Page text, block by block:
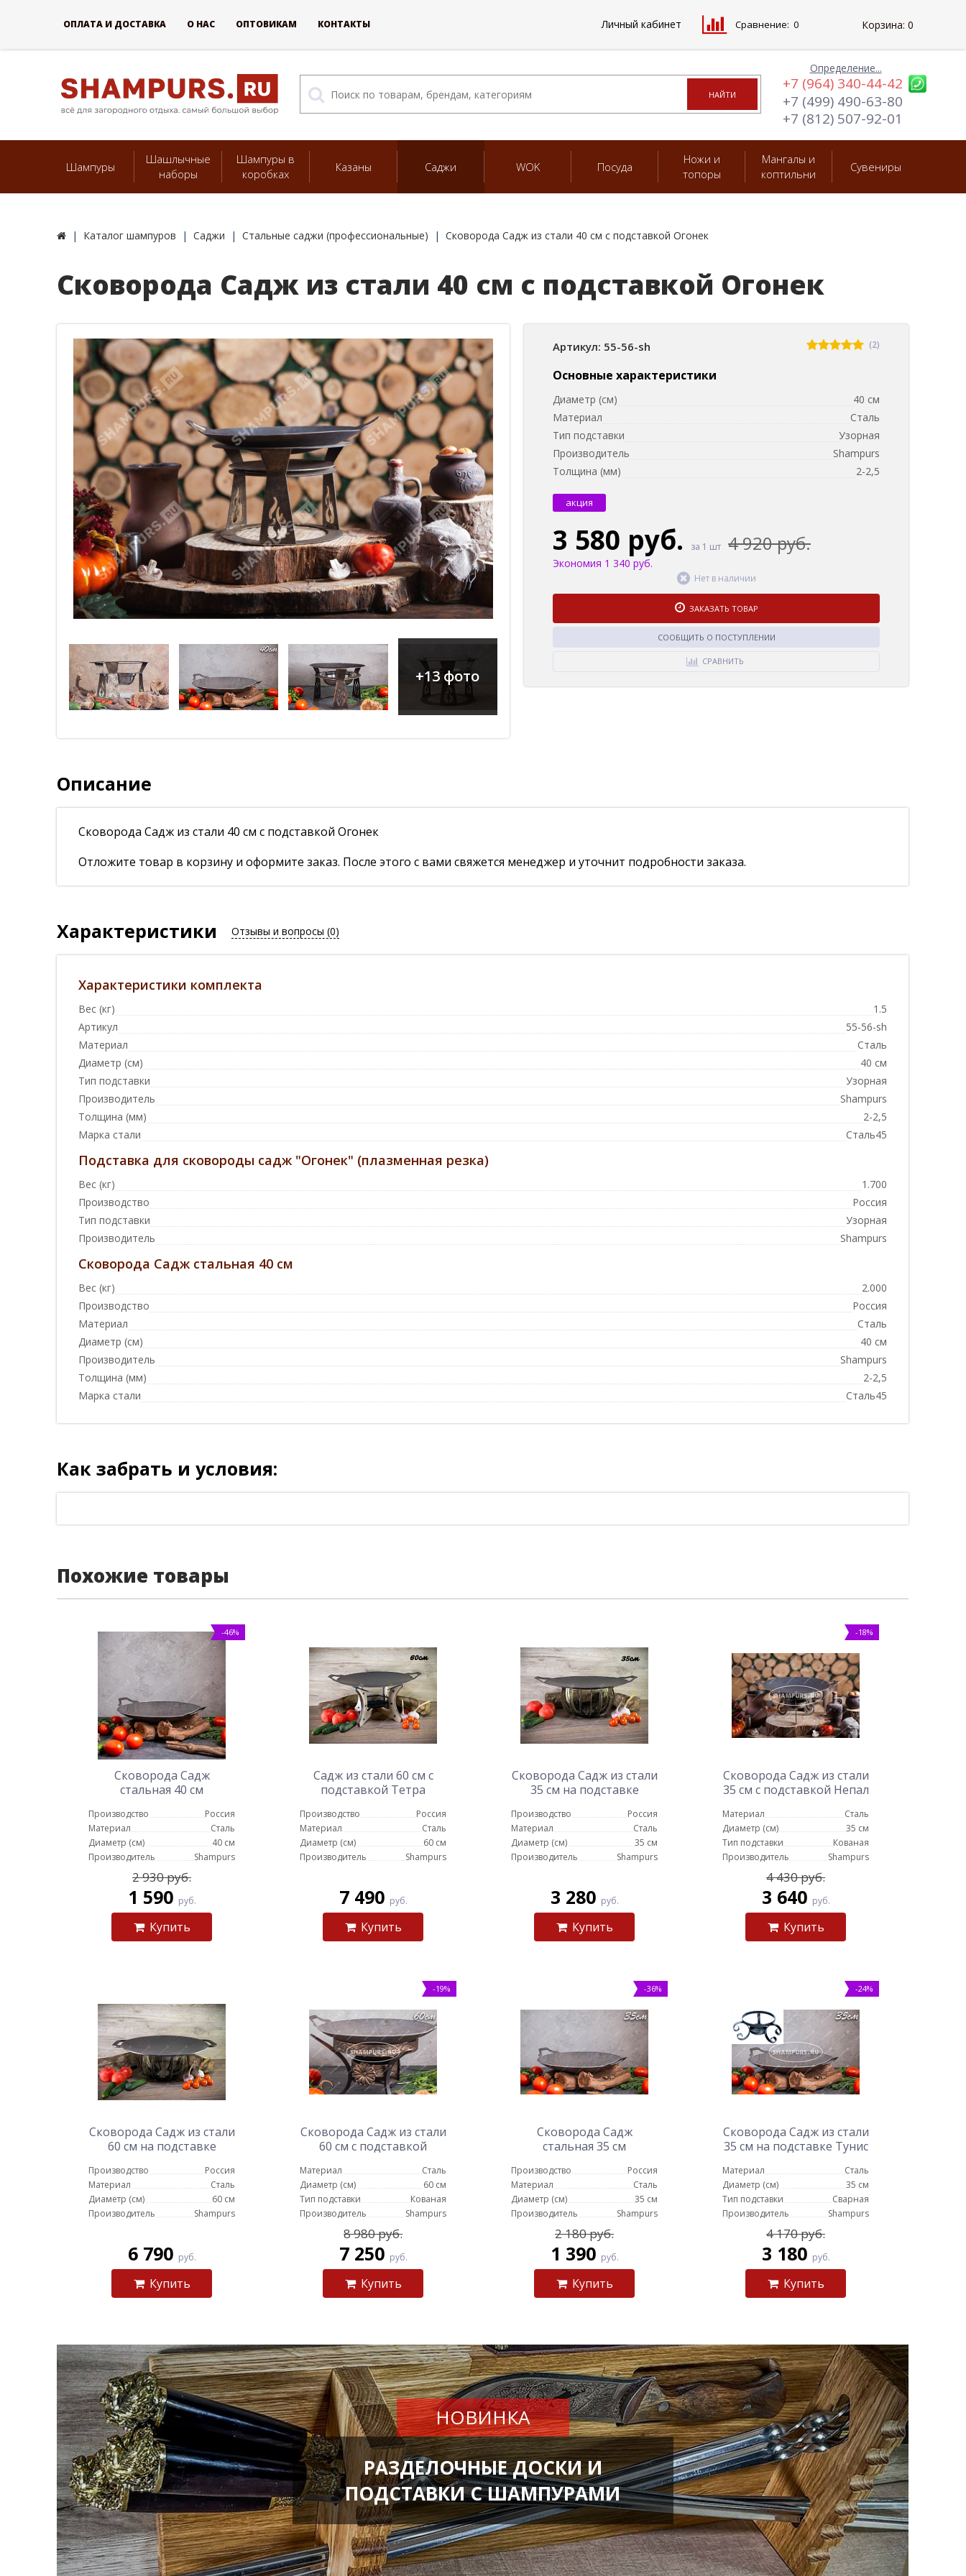
Определение...
+7 (964) 340-44-42
+7 (499) 490-63-80
+7 (812) 507-92-01
Шампуры
Шашлычные
наборы
Шампуры в
коробках
Казаны Саджи WOK Посуда
Ножи и
топоры
Мангалы и
коптильни
Сувениры
Каталог шампуров Саджи Стальные саджи (профессиональные) Сковорода Садж из стали 40 см с подставкой Огонек
Сковорода Садж из стали 40 см с подставкой Огонек
+13 фото
Артикул: 55-56-sh (2)
Основные характеристики
Диаметр (см)
40 см
Материал
Сталь
Тип подставки
Узорная
Производитель
Shampurs
Толщина (мм)
2-2,5
акция
3 580 руб. за 1 шт 4 920 руб.
Экономия 1 340 руб.
Нет в наличии
ЗАКАЗАТЬ ТОВАР
СООБЩИТЬ О ПОСТУПЛЕНИИ
СРАВНИТЬ
Описание
Сковорода Садж из стали 40 см с подставкой Огонек
Отложите товар в корзину и оформите заказ. После этого с вами свяжется менеджер и уточнит подробности заказа.
Характеристики Отзывы и вопросы (0)
Характеристики комплекта
Вес (кг)
1.5
Артикул
55-56-sh
Материал
Сталь
Диаметр (см)
40 см
Тип подставки
Узорная
Производитель
Shampurs
Толщина (мм)
2-2,5
Марка стали
Сталь45
Подставка для сковороды садж "Огонек" (плазменная резка)
Вес (кг)
1.700
Производство
Россия
Тип подставки
Узорная
Производитель
Shampurs
Сковорода Садж стальная 40 см
Вес (кг)
2.000
Производство
Россия
Материал
Сталь
Диаметр (см)
40 см
Производитель
Shampurs
Толщина (мм)
2-2,5
Марка стали
Сталь45
Как забрать и условия:
Похожие товары
-46%
Сковорода Садж
стальная 40 см
Производство
Россия
Материал
Сталь
Диаметр (см)
40 см
Производитель
Shampurs
2 930 руб.
1 590 руб.
Купить
Садж из стали 60 см с
подставкой Тетра
Производство
Россия
Материал
Сталь
Диаметр (см)
60 см
Производитель
Shampurs
7 490 руб.
Купить
Сковорода Садж из стали
35 см на подставке
Производство
Россия
Материал
Сталь
Диаметр (см)
35 см
Производитель
Shampurs
3 280 руб.
Купить
-18%
Сковорода Садж из стали
35 см с подставкой Непал
Материал
Сталь
Диаметр (см)
35 см
Тип подставки
Кованая
Производитель
Shampurs
4 430 руб.
3 640 руб.
Купить
Сковорода Садж из стали
60 см на подставке
Производство
Россия
Материал
Сталь
Диаметр (см)
60 см
Производитель
Shampurs
6 790 руб.
Купить
-19%
Сковорода Садж из стали
60 см с подставкой
Материал
Сталь
Диаметр (см)
60 см
Тип подставки
Кованая
Производитель
Shampurs
8 980 руб.
7 250 руб.
Купить
-36%
Сковорода Садж
стальная 35 см
Производство
Россия
Материал
Сталь
Диаметр (см)
35 см
Производитель
Shampurs
2 180 руб.
1 390 руб.
Купить
-24%
Сковорода Садж из стали
35 см на подставке Тунис
Материал
Сталь
Диаметр (см)
35 см
Тип подставки
Сварная
Производитель
Shampurs
4 170 руб.
3 180 руб.
Купить
НОВИНКА
РАЗДЕЛОЧНЫЕ ДОСКИ И
ПОДСТАВКИ С ШАМПУРАМИ
ОПЛАТА И ДОСТАВКА О НАС ОПТОВИКАМ КОНТАКТЫ Личный кабинет Сравнение: 0 Корзина: 0